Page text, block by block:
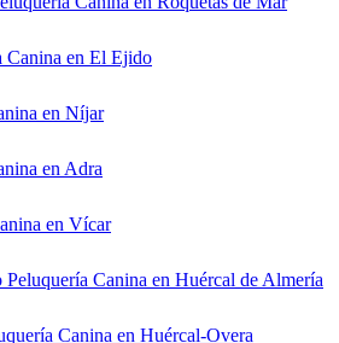
Canina en El Ejido
en Níjar
en Adra
en Vícar
Peluquería Canina en Huércal de Almería
Canina en Huércal-Overa